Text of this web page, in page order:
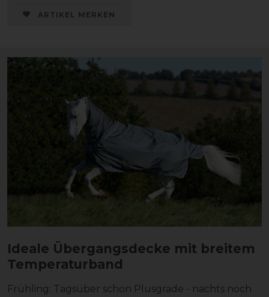
ARTIKEL MERKEN
Ideale Übergangsdecke mit breitem
Temperaturband
Frühling: Tagsüber schon Plusgrade - nachts noch